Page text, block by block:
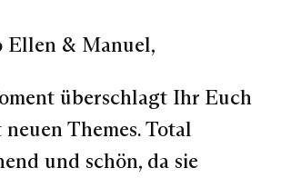
Ellen & Manuel,
überschlagt Ihr Euch
Themes. Total
und schön, da sie